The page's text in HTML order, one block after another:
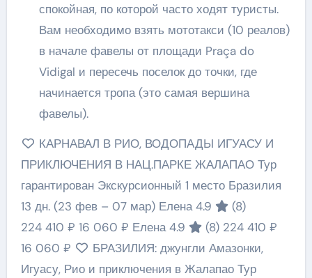
спокойная, по которой часто ходят туристы.
Вам необходимо взять мототакси (10 реалов)
в начале фавелы от площади Praça do
Vidigal и пересечь поселок до точки, где
начинается тропа (это самая вершина
фавелы).
КАРНАВАЛ В РИО, ВОДОПАДЫ ИГУАСУ И
ПРИКЛЮЧЕНИЯ В НАЦ.ПАРКЕ ЖАЛАПАО Тур
гарантирован Экскурсионный 1 место Бразилия
13 дн. (23 фев – 07 мар) Елена 4.9
(8)
224 410 ₽ 16 060 ₽ Елена 4.9 (8) 224 410 ₽
16 060 ₽
БРАЗИЛИЯ: джунгли Амазонки,
Игуасу, Рио и приключения в Жалапао Тур